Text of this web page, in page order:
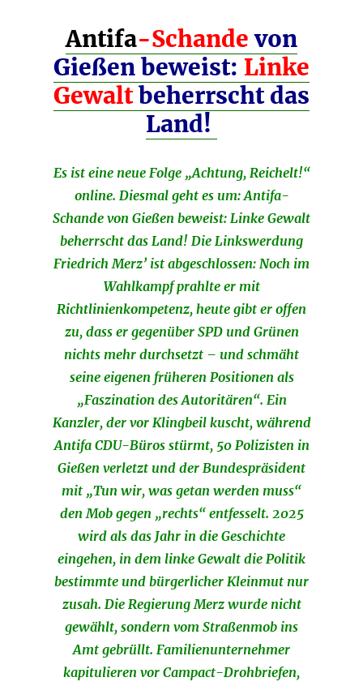
Antifa-Schande von
Gießen beweist: Linke
Gewaltbeherrscht das
Land!
Es ist eine neue Folge „Achtung, Reichelt!“
online. Diesmal geht es um: Antifa-
Schande von Gießen beweist: Linke Gewalt
beherrscht das Land! Die Linkswerdung
Friedrich Merz’ ist abgeschlossen: Noch im
Wahlkampf prahlte er mit
Richtlinienkompetenz, heute gibt er offen
zu, dass er gegenüber SPD und Grünen
nichts mehr durchsetzt – und schmäht
seine eigenen früheren Positionen als
„Faszination des Autoritären“. Ein
Kanzler, der vor Klingbeil kuscht, während
Antifa CDU-Büros stürmt, 50 Polizisten in
Gießen verletzt und der Bundespräsident
mit „Tun wir, was getan werden muss“
den Mob gegen „rechts“ entfesselt. 2025
wird als das Jahr in die Geschichte
eingehen, in dem linke Gewalt die Politik
bestimmte und bürgerlicher Kleinmut nur
zusah. Die Regierung Merz wurde nicht
gewählt, sondern vom Straßenmob ins
Amt gebrüllt. Familienunternehmer
kapitulieren vor Campact-Drohbriefen,